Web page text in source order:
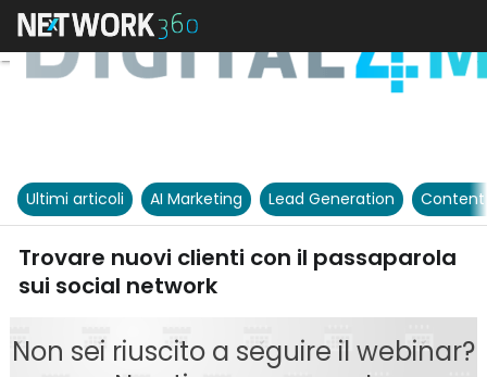
Ultimi articoli AI Marketing Lead Generation
Trovare nuovi clienti con il passaparola
sui social network
Non sei riuscito a seguire il webinar?